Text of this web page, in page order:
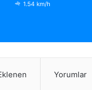
1.54 km/h
Yorumlar